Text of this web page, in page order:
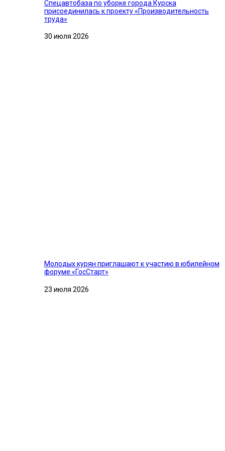
Спецавтобаза по уборке города Курска
присоединилась к проекту «Производительность
труда»
30 июля 2026
Молодых курян приглашают к участию в юбилейном
форуме «ГосСтарт»
23 июля 2026